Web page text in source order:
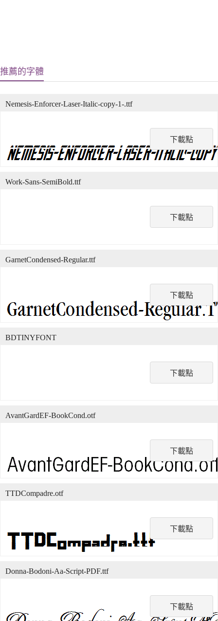
推薦的字體
下載點
Nemesis-Enforcer-Laser-Italic-copy-1-.ttf
下載點
Work-Sans-SemiBold.ttf
下載點
GarnetCondensed-Regular.ttf
下載點
BDTINYFONT
下載點
AvantGardEF-BookCond.otf
下載點
TTDCompadre.otf
下載點
Donna-Bodoni-Aa-Script-PDF.ttf